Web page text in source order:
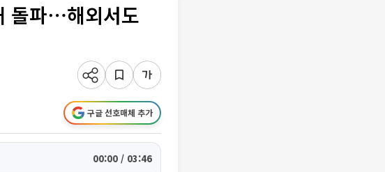
돌파⋯해외서도
구글 선호매체 추가
00:00 / 03:46